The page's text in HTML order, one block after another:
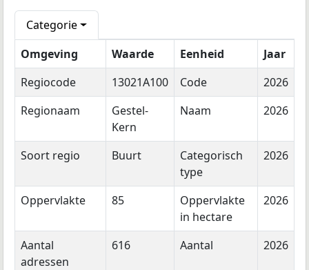
Categorie
Omgeving
Waarde Eenheid
Jaar
Regiocode
13021A100 Code
2026
Regionaam
Gestel-
Kern
Naam 2026
Soort regio Buurt
Categorisch
type
2026
Oppervlakte 85
Oppervlakte
in hectare
2026
Aantal
adressen
616 Aantal 2026